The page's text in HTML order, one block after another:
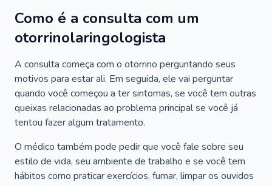
Como é a consulta com um
otorrinolaringologista
A consulta começa com o otorrino perguntando seus
motivos para estar ali. Em seguida, ele vai perguntar
quando você começou a ter sintomas, se você tem outras
queixas relacionadas ao problema principal se você já
tentou fazer algum tratamento.
O médico também pode pedir que você fale sobre seu
estilo de vida, seu ambiente de trabalho e se você tem
hábitos como praticar exercícios, fumar, limpar os ouvidos